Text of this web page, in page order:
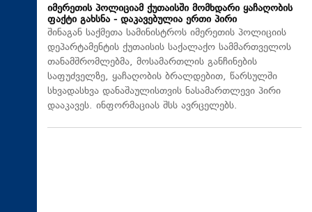
იმერეთის პოლიციამ ქუთაისში მომხდარი ყაჩაღობის
ფაქტი გახსნა - დაკავებულია ერთი პირი
შინაგან საქმეთა სამინისტროს იმერეთის პოლიციის
დეპარტამენტის ქუთაისის საქალაქო სამმართველოს
თანამშრომლებმა, მოსამართლის განჩინების
საფუძველზე, ყაჩაღობის ბრალდებით, წარსულში
სხვადასხვა დანაშაულისთვის ნასამართლევი პირი
დააკავეს. ინფორმაციას შსს ავრცელებს.